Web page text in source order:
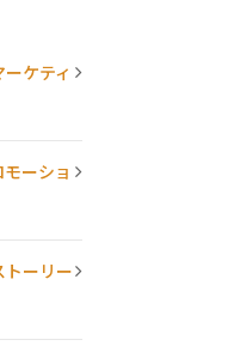
ケティ
ーショ
トーリー